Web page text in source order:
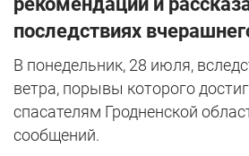
последствиях
В понедельник, 28 июля,
ветра, порывы которого
спасателям Гродненской
сообщений.